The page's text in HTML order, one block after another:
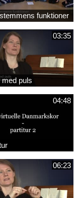
funktioner
03:35
med puls
04:48
06:23